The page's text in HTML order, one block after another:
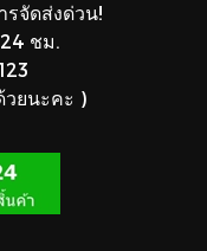
รจัดส่งด่วน!
ชม.
วยนะคะ )